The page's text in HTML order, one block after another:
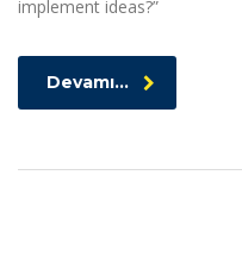
implement ideas?”
Devamı...